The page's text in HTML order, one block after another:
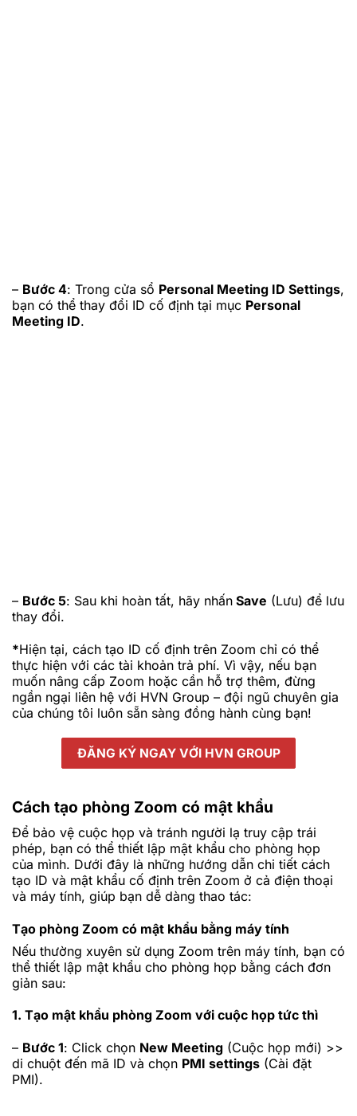
– Bước 4: Trong cửa sổ Personal Meeting ID Settings,
bạn có thể thay đổi ID cố định tại mục Personal
Meeting ID.
– Bước 5: Sau khi hoàn tất, hãy nhấn Save (Lưu) để lưu
thay đổi.
*Hiện tại, cách tạo ID cố định trên Zoom chỉ có thể
thực hiện với các tài khoản trả phí. Vì vậy, nếu bạn
muốn nâng cấp Zoom hoặc cần hỗ trợ thêm, đừng
ngần ngại liên hệ với HVN Group – đội ngũ chuyên gia
của chúng tôi luôn sẵn sàng đồng hành cùng bạn!
ĐĂNG KÝ NGAY VỚI HVN GROUP
Cách tạo phòng Zoom có mật khẩu
Để bảo vệ cuộc họp và tránh người lạ truy cập trái
phép, bạn có thể thiết lập mật khẩu cho phòng họp
của mình. Dưới đây là những hướng dẫn chi tiết cách
tạo ID và mật khẩu cố định trên Zoom ở cả điện thoại
và máy tính, giúp bạn dễ dàng thao tác:
Tạo phòng Zoom có mật khẩu bằng máy tính
Nếu thường xuyên sử dụng Zoom trên máy tính, bạn có
thể thiết lập mật khẩu cho phòng họp bằng cách đơn
giản sau:
1. Tạo mật khẩu phòng Zoom với cuộc họp tức thì
– Bước 1: Click chọn New Meeting (Cuộc họp mới) >>
di chuột đến mã ID và chọn PMI settings (Cài đặt
PMI).